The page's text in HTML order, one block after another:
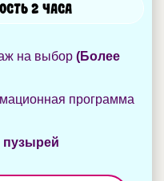
2 часа
на выбор (Более
программа
пузырей